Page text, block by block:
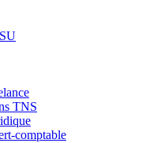
TNS
comptable